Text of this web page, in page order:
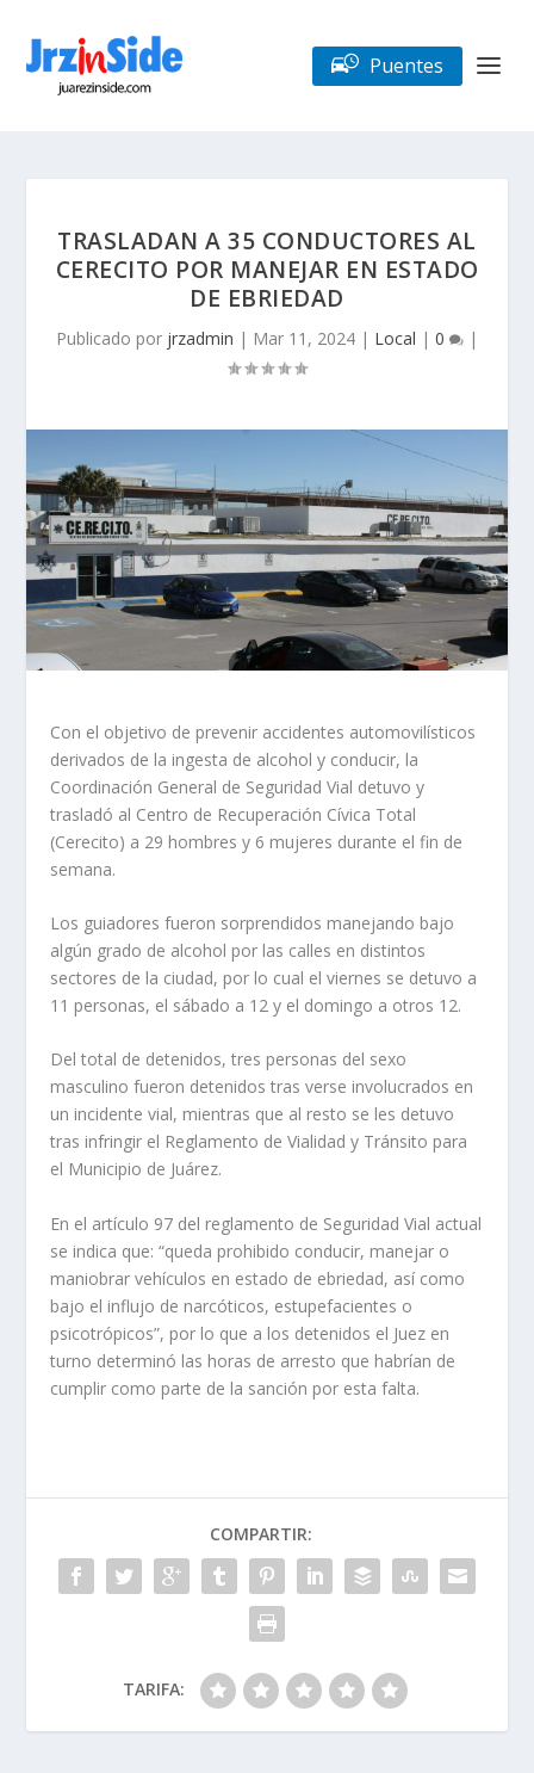
Puentes
TRASLADAN A 35 CONDUCTORES AL
CERECITO POR MANEJAR EN ESTADO
DE EBRIEDAD
Publicado por jrzadmin | Mar 11, 2024 | Local | 0 |
Con el objetivo de prevenir accidentes automovilísticos
derivados de la ingesta de alcohol y conducir, la
Coordinación General de Seguridad Vial detuvo y
trasladó al Centro de Recuperación Cívica Total
(Cerecito) a 29 hombres y 6 mujeres durante el fin de
semana.
Los guiadores fueron sorprendidos manejando bajo
algún grado de alcohol por las calles en distintos
sectores de la ciudad, por lo cual el viernes se detuvo a
11 personas, el sábado a 12 y el domingo a otros 12.
Del total de detenidos, tres personas del sexo
masculino fueron detenidos tras verse involucrados en
un incidente vial, mientras que al resto se les detuvo
tras infringir el Reglamento de Vialidad y Tránsito para
el Municipio de Juárez.
En el artículo 97 del reglamento de Seguridad Vial actual
se indica que: “queda prohibido conducir, manejar o
maniobrar vehículos en estado de ebriedad, así como
bajo el influjo de narcóticos, estupefacientes o
psicotrópicos”, por lo que a los detenidos el Juez en
turno determinó las horas de arresto que habrían de
cumplir como parte de la sanción por esta falta.
COMPARTIR:
TARIFA: